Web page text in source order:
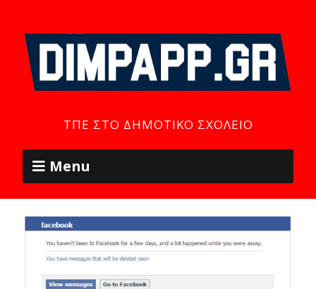
ΤΠΕ ΣΤΟ ΔΗΜΟΤΙΚΌ ΣΧΟΛΕΊΟ
Menu